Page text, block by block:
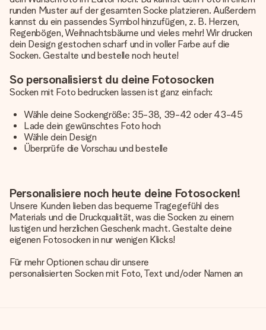
runden Muster auf der gesamten Socke platzieren. Außerdem
kannst du ein passendes Symbol hinzufügen, z. B. Herzen,
Regenbögen, Weihnachtsbäume und vieles mehr! Wir drucken
dein Design gestochen scharf und in voller Farbe auf die
Socken. Gestalte und bestelle noch heute!
So personalisierst du deine Fotosocken
Socken mit Foto bedrucken lassen ist ganz einfach:
Wähle deine Sockengröße: 35-38, 39-42 oder 43-45
Lade dein gewünschtes Foto hoch
Wähle dein Design
Überprüfe die Vorschau und bestelle
Personalisiere noch heute deine Fotosocken!
Unsere Kunden lieben das bequeme Tragegefühl des
Materials und die Druckqualität, was die Socken zu einem
lustigen und herzlichen Geschenk macht. Gestalte deine
eigenen Fotosocken in nur wenigen Klicks!
Für mehr Optionen schau dir unsere
personalisierten Socken mit Foto, Text und/oder Namen an